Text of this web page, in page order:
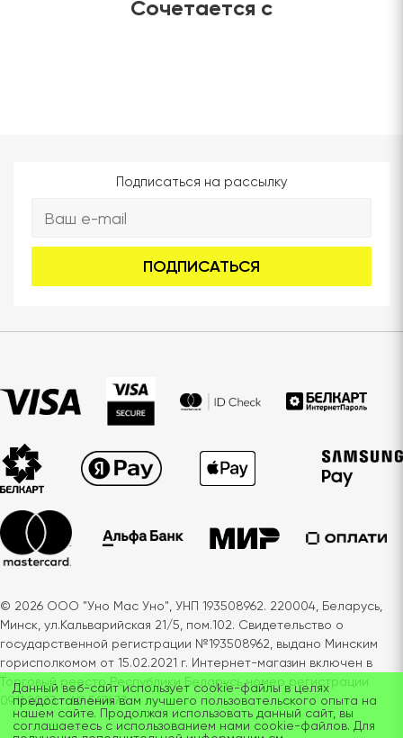
Сочетается с
Подписаться на рассылку
ПОДПИСАТЬСЯ
© 2026 ООО "Уно Мас Уно", УНП 193508962. 220004, Беларусь,
Минск, ул.Кальварийская 21/5, пом.102. Свидетельство о
государственной регистрации №193508962, выдано Минским
горисполкомом от 15.02.2021 г. Интернет-магазин включен в
Торговый реестр Республики Беларусь номер регистрации
09.11.2023 г. № 567473
Данный веб-сайт использует cookie-файлы в целях
предоставления вам лучшего пользовательского опыта на
нашем сайте. Продолжая использовать данный сайт, вы
соглашаетесь с использованием нами cookie-файлов. Для